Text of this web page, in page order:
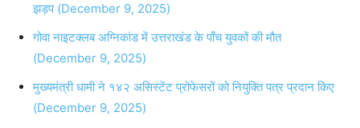
झड़प (December 9, 2025)
गोवा नाइटक्लब अग्निकांड में उत्तराखंड के पाँच युवकों की मौत
(December 9, 2025)
मुख्यमंत्री धामी ने १४२ असिस्टेंट प्रोफेसरों को नियुक्ति पत्र प्रदान किए
(December 9, 2025)